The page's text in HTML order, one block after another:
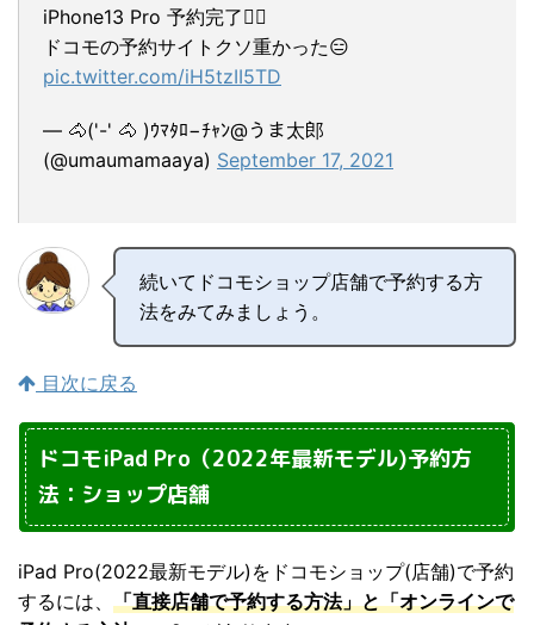
iPhone13 Pro 予約完了🙆‍♂️
ドコモの予約サイトクソ重かった😑
pic.twitter.com/iH5tzII5TD
— 🐴('-' 🐴 )ｳﾏﾀﾛ−ﾁｬﾝ@うま太郎
(@umaumamaaya) September 17, 2021
続いてドコモショップ店舗で予約する方
法をみてみましょう。
目次に戻る
ドコモiPad Pro（2022年最新モデル)予約方
法：ショップ店舗
iPad Pro(2022最新モデル)をドコモショップ(店舗)で予約
するには、 「直接店舗で予約する方法」と「オンラインで